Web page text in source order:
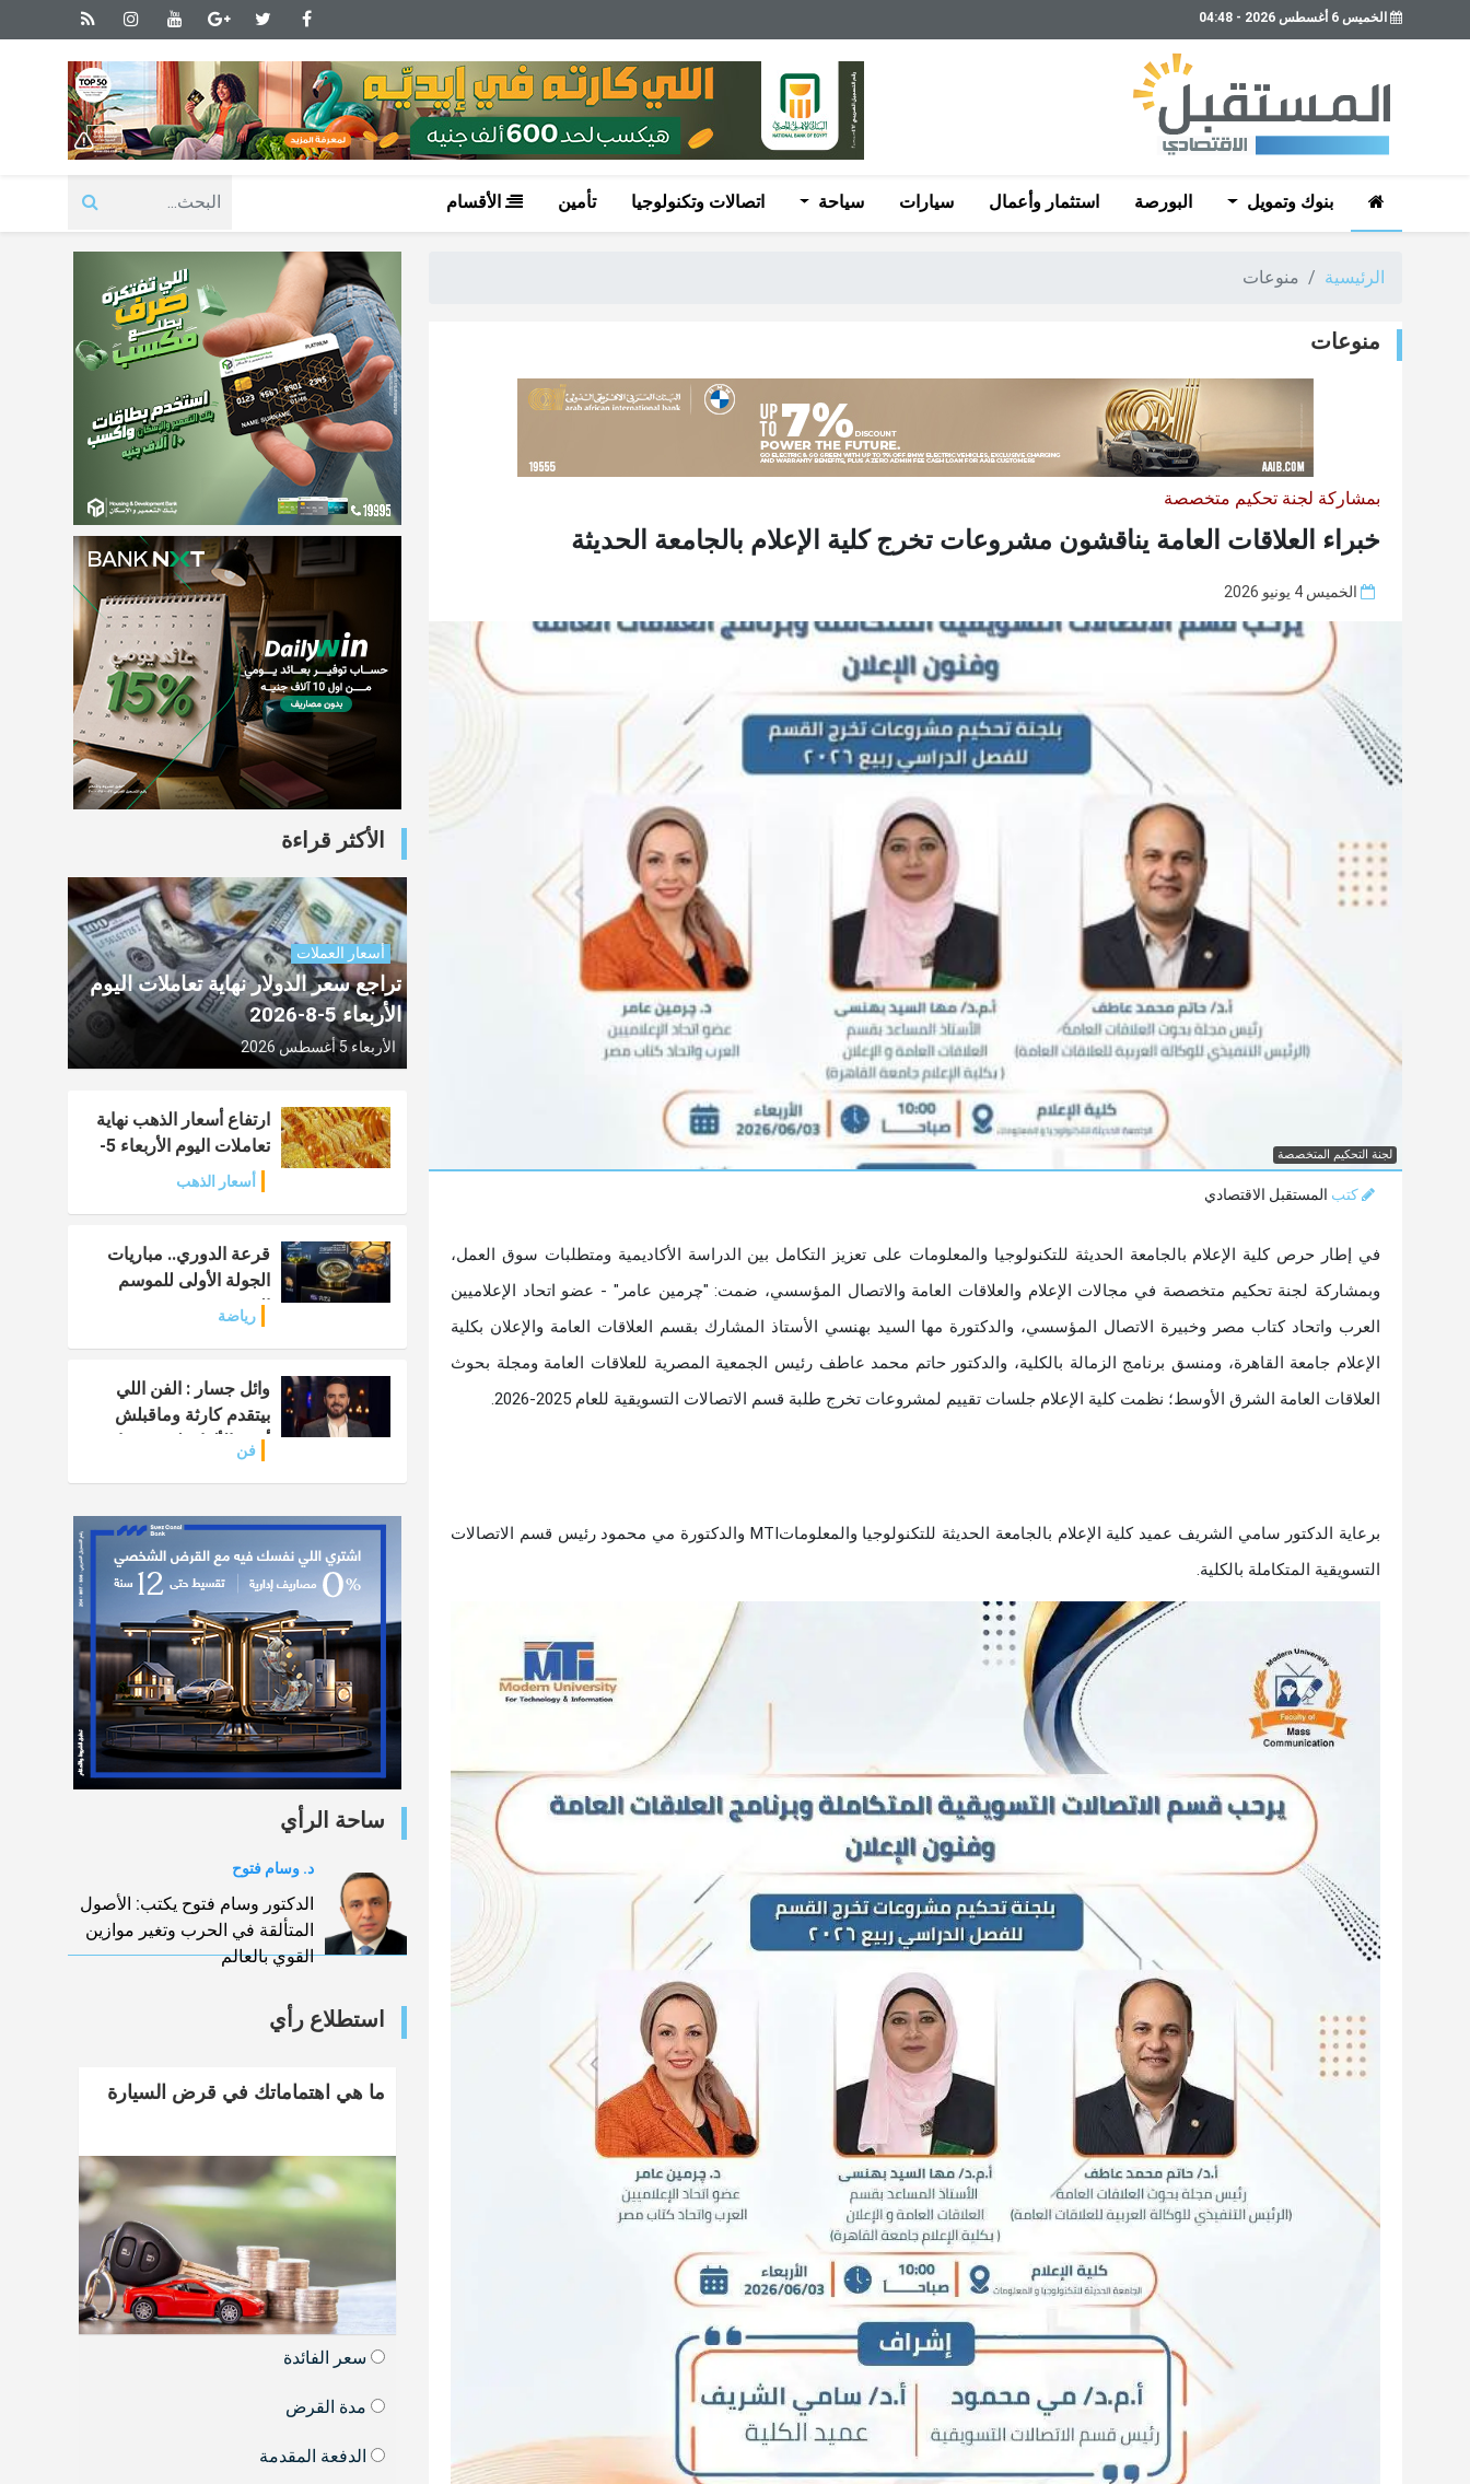
الخميس 6 أغسطس 2026 - 04:48
بنوك وتمويل البورصة استثمار وأعمال سيارات سياحة اتصالات وتكنولوجيا تأمين الأقسام
الرئيسية منوعات
منوعات
بمشاركة لجنة تحكيم متخصصة
خبراء العلاقات العامة يناقشون مشروعات تخرج كلية الإعلام بالجامعة الحديثة
الخميس 4 يونيو 2026
لجنة التحكيم المتخصصة
كتب المستقبل الاقتصادي
في إطار حرص كلية الإعلام بالجامعة الحديثة للتكنولوجيا والمعلومات على تعزيز التكامل بين الدراسة الأكاديمية ومتطلبات سوق العمل،
وبمشاركة لجنة تحكيم متخصصة في مجالات الإعلام والعلاقات العامة والاتصال المؤسسي، ضمت: "چرمين عامر" - عضو اتحاد الإعلاميين
العرب واتحاد كتاب مصر وخبيرة الاتصال المؤسسي، والدكتورة مها السيد بهنسي الأستاذ المشارك بقسم العلاقات العامة والإعلان بكلية
الإعلام جامعة القاهرة، ومنسق برنامج الزمالة بالكلية، والدكتور حاتم محمد عاطف رئيس الجمعية المصرية للعلاقات العامة ومجلة بحوث
العلاقات العامة الشرق الأوسط؛ نظمت كلية الإعلام جلسات تقييم لمشروعات تخرج طلبة قسم الاتصالات التسويقية للعام 2025-2026.
برعاية الدكتور سامي الشريف عميد كلية الإعلام بالجامعة الحديثة للتكنولوجيا والمعلوماتMTI والدكتورة مي محمود رئيس قسم الاتصالات
التسويقية المتكاملة بالكلية.
الأكثر قراءة
أسعار العملات
تراجع سعر الدولار نهاية تعاملات اليوم
الأربعاء 5-8-2026
الأربعاء 5 أغسطس 2026
ارتفاع أسعار الذهب نهاية
تعاملات اليوم الأربعاء 5-
8-2026
أسعار الذهب
قرعة الدوري.. مباريات
الجولة الأولى للموسم
الجديد 2026-2027
رياضة
وائل جسار : الفن اللي
بيتقدم كارثة وماقبلش
أغني الألوان لعمرو دياب
فن
ساحة الرأي
د. وسام فتوح
الدكتور وسام فتوح يكتب: الأصول
المتألقة في الحرب وتغير موازين
القوي بالعالم
استطلاع رأي
ما هي اهتماماتك في قرض السيارة
سعر الفائدة
مدة القرض
الدفعة المقدمة